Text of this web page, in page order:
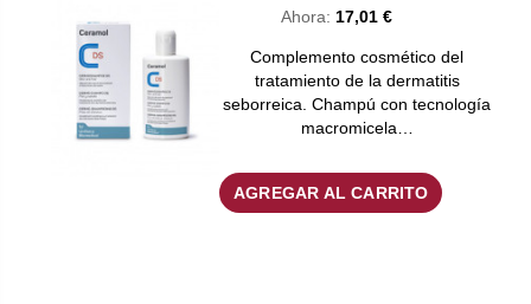
Ahora: 17,01 €
Complemento cosmético del
tratamiento de la dermatitis
seborreica. Champú con tecnología
macromicela…
AGREGAR AL CARRITO